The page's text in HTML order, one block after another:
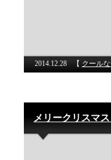
2014.12.28 【 クール
メリークリスマス